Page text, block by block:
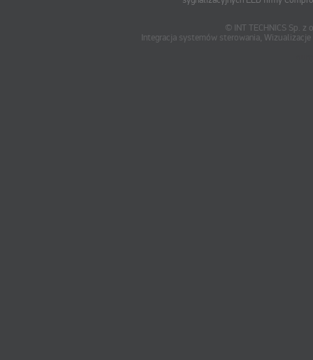
© INT TECHNICS Sp.
Integracja systemów sterowania,